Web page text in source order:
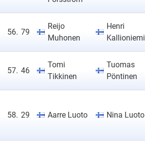
56. 79
Reijo
Muhonen
Henri
Kallioniemi
57. 46
Tomi
Tikkinen
Tuomas
Pöntinen
58. 29 Aarre Luoto Nina Luoto